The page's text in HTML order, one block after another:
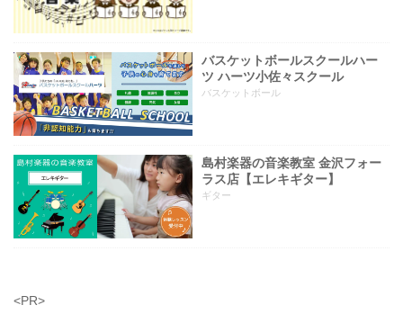
バスケットボールスクールハー
ツ ハーツ小佐々スクール
バスケットボール
島村楽器の音楽教室 金沢フォー
ラス店【エレキギター】
ギター
<PR>